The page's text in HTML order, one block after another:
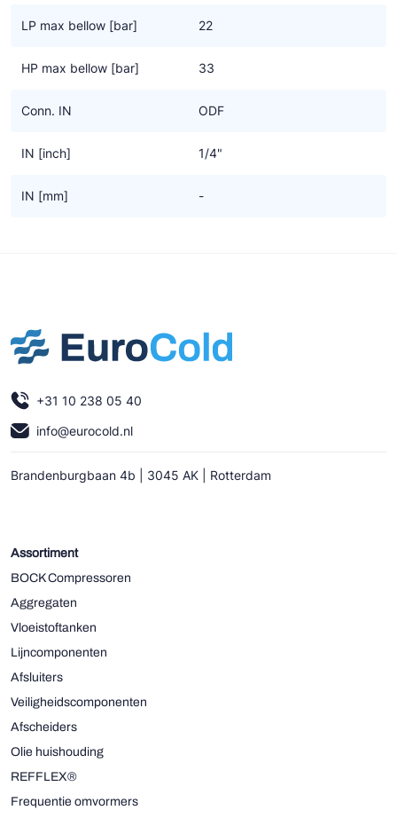
LP max bellow [bar] 22
HP max bellow [bar] 33
Conn. IN ODF
IN [inch] 1/4"
IN [mm] -
+31 10 238 05 40
info@eurocold.nl
Brandenburgbaan 4b | 3045 AK | Rotterdam
Assortiment
BOCK Compressoren
Aggregaten
Vloeistoftanken
Lijncomponenten
Afsluiters
Veiligheidscomponenten
Afscheiders
Olie huishouding
REFFLEX®
Frequentie omvormers